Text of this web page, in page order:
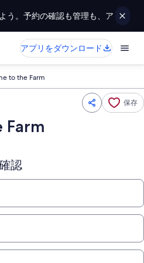
う。予約の確認も管理も、ア
アプリをダウンロード
to the Farm
保存
認